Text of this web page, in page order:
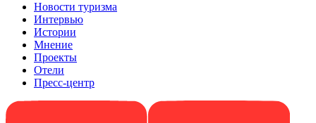
Новости туризма
Интервью
Истории
Мнение
Проекты
Отели
Пресс-центр